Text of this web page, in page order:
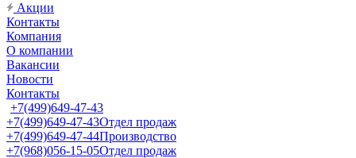
Акции
Контакты
Компания
О компании
Вакансии
Новости
Контакты
+7(499)649-47-43
+7(499)649-47-43Отдел продаж
+7(499)649-47-44Производство
+7(968)056-15-05Отдел продаж